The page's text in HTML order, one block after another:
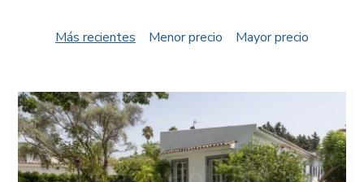
Más recientes Menor precio Mayor precio